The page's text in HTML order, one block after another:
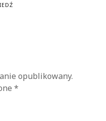
opublikowany.
*